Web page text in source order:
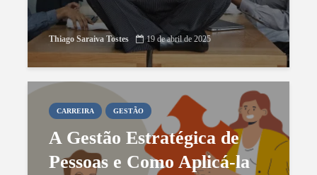
Thiago Saraiva Tostes 19 de abril de 2025
CARREIRA GESTÃO
A Gestão Estratégica de
Pessoas e Como Aplicá-la